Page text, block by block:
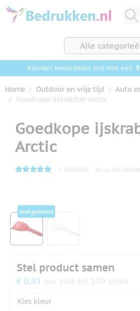
Ga naar de inhoud
Alle
Klanten beoordelen ons met een
Home / Outdoor en vrije tijd / Auto
/ Goedkope ijskrabber Arctic
Goedkope
Arctic
1 RECENSIE Art.nr. VO-100049
Hoofdafbeelding
Klik om afbeelding op volledig
View larger image
Stel product samen
€ 0,93 per stuk bij 250 stuks
Kies kleur